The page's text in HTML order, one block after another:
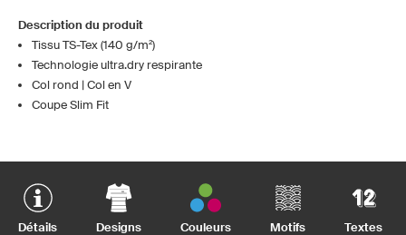
Description du produit
Tissu TS-Tex (140 g/m²)
Technologie ultra.dry respirante
Col rond | Col en V
Coupe Slim Fit
Détails Designs Couleurs Motifs Textes